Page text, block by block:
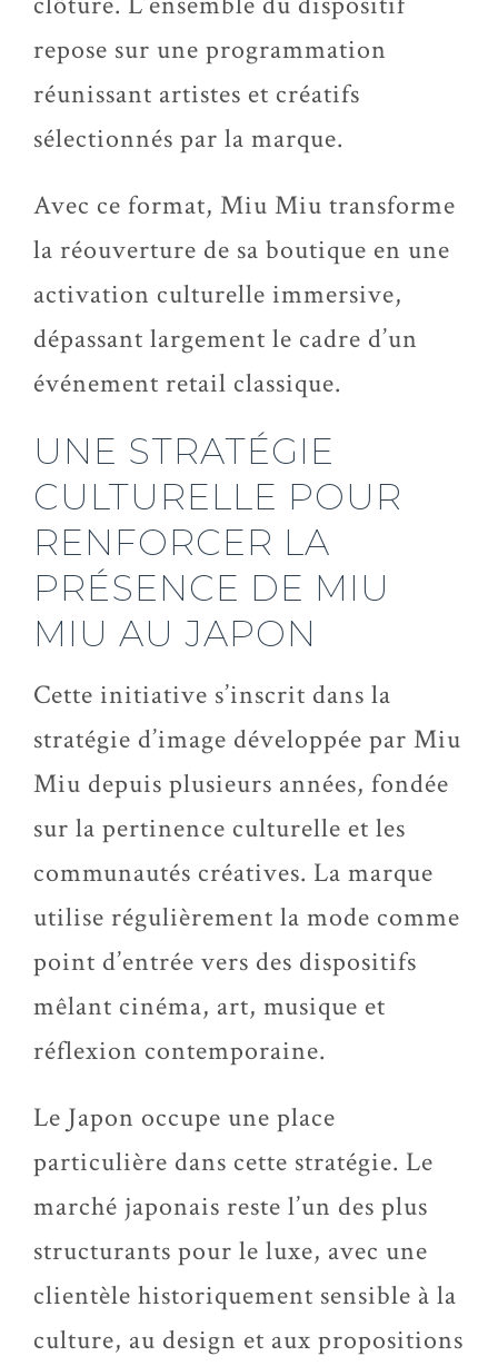
repose sur une programmation
réunissant artistes et créatifs
sélectionnés par la marque.
Avec ce format, Miu Miu transforme
la réouverture de sa boutique en une
activation culturelle immersive,
dépassant largement le cadre d’un
événement retail classique.
UNE STRATÉGIE
CULTURELLE POUR
RENFORCER LA
PRÉSENCE DE MIU
MIU AU JAPON
Cette initiative s’inscrit dans la
stratégie d’image développée par Miu
Miu depuis plusieurs années, fondée
sur la pertinence culturelle et les
communautés créatives. La marque
utilise régulièrement la mode comme
point d’entrée vers des dispositifs
mêlant cinéma, art, musique et
réflexion contemporaine.
Le Japon occupe une place
particulière dans cette stratégie. Le
marché japonais reste l’un des plus
structurants pour le luxe, avec une
clientèle historiquement sensible à la
culture, au design et aux propositions